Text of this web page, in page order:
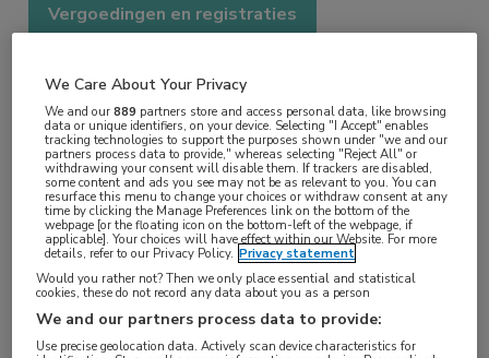
Vergoedingen en registraties
okt 2023
Vakgebieden:
Farmacie,Hematologie
Aandachtsgebieden:
MM
Tags:
We Care About Your Privacy
We and our889 partners store and access personal data, like browsing
data or unique identifiers, on your device. Selecting "I Accept" enables
tracking technologies to support the purposes shown under "we and our
partners process data to provide," whereas selecting "Reject All" or
withdrawing your consent will disable them. If trackers are disabled,
some content and ads you see may not be as relevant to you. You can
resurface this menu to change your choices or withdraw consent at any
time by clicking the Manage Preferences link on the bottom of the
webpage [or the floating icon on the bottom-left of the webpage, if
applicable]. Your choices will have effect within our Website. For more
details, refer to our Privacy Policy. Privacy statement
Would you rather not? Then we only place essential and statistical
cookies, these do not record any data about you as a person
We and our partners process data to provide:
Use precise geolocation data. Actively scan device characteristics for